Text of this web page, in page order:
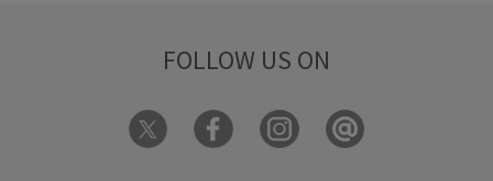
FOLLOW US ON